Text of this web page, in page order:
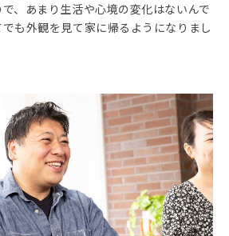
、あまり生活や心境の変化はないんで
も外観を見て家に帰るようになりまし